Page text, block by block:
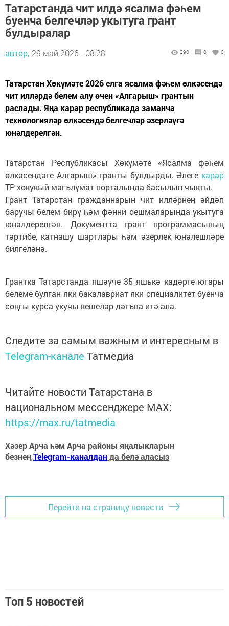
Татарстанда чит илдә ясалма фәһем
буенча белгечләр укытуга грант
булдыралар
автор, 29 май 2026 - 08:28 290 0 0
Татарстан Хөкүмәте 2026 елга ясалма фәһем өлкәсендә
чит илләрдә белем алу өчен «Алгарыш» грантын
раслады. Яңа карар республикада заманча
технологияләр өлкәсендә белгечләр әзерләүгә
юнәлдерелгән.
Татарстан Республикасы Хөкүмәте «Ясалма фәһем
өлкәсендәге Алгарыш» гранты булдырды. Әлеге карар
ТР хокукый мәгълүмат порталында басылып чыкты.
Грант Татарстан гражданнарын чит илләрнең әйдәп
баручы белем бирү һәм фәнни оешмаларында укытуга
юнәлдерелгән. Документта грант программасының
тәртибе, катнашу шартлары һәм әзерлек юнәлешләре
билгеләнә.
Грантка Татарстанда яшәүче 35 яшькә кадәрге югары
белеме булган яки бакалавриат яки специалитет буенча
соңгы курса укучы кешеләр дәгъва итә ала.
Следите за самым важным и интересным в
Telegram-канале Татмедиа
Читайте новости Татарстана в
национальном мессенджере MАХ:
https://max.ru/tatmedia
Хәзер Арча һәм Арча районы яңалыкларын
безнеңTelegram-каналданда белә аласыз
Перейти на страницу новости
Топ 5 новостей